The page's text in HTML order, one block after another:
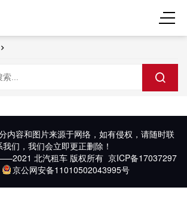
内容和图片来源于网络，如有侵权，请随时联
我们，我们会立即更正删除！
北汽租车 版权所有 京ICP备17037297
京公网安备11010502043995号